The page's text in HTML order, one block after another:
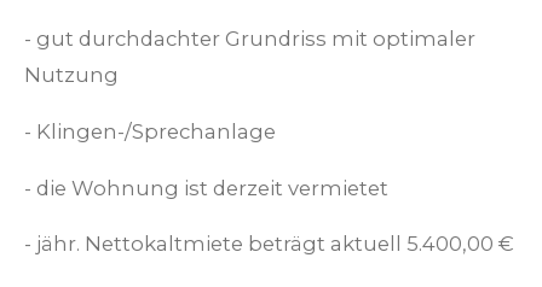
- gut durchdachter Grundriss mit optimaler
Nutzung
- Klingen-/Sprechanlage
- die Wohnung ist derzeit vermietet
- jähr. Nettokaltmiete beträgt aktuell 5.400,00 €